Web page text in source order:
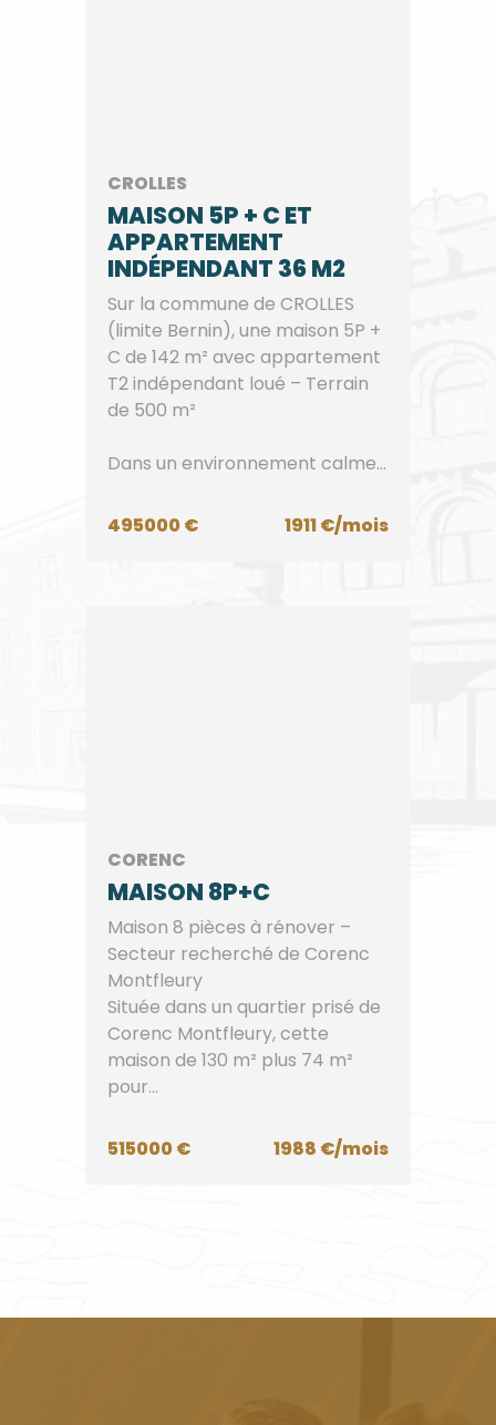
CROLLES
MAISON 5P + C ET
APPARTEMENT
INDÉPENDANT 36 M2
Sur la commune de CROLLES
(limite Bernin), une maison 5P +
C de 142 m² avec appartement
T2 indépendant loué – Terrain
de 500 m²
Dans un environnement calme
495000 €
1911 €/mois
CORENC
MAISON 8P+C
Maison 8 pièces à rénover –
Secteur recherché de Corenc
Montfleury
Située dans un quartier prisé de
Corenc Montfleury, cette
maison de 130 m² plus 74 m²
pour...
515000 € 1988 €/mois